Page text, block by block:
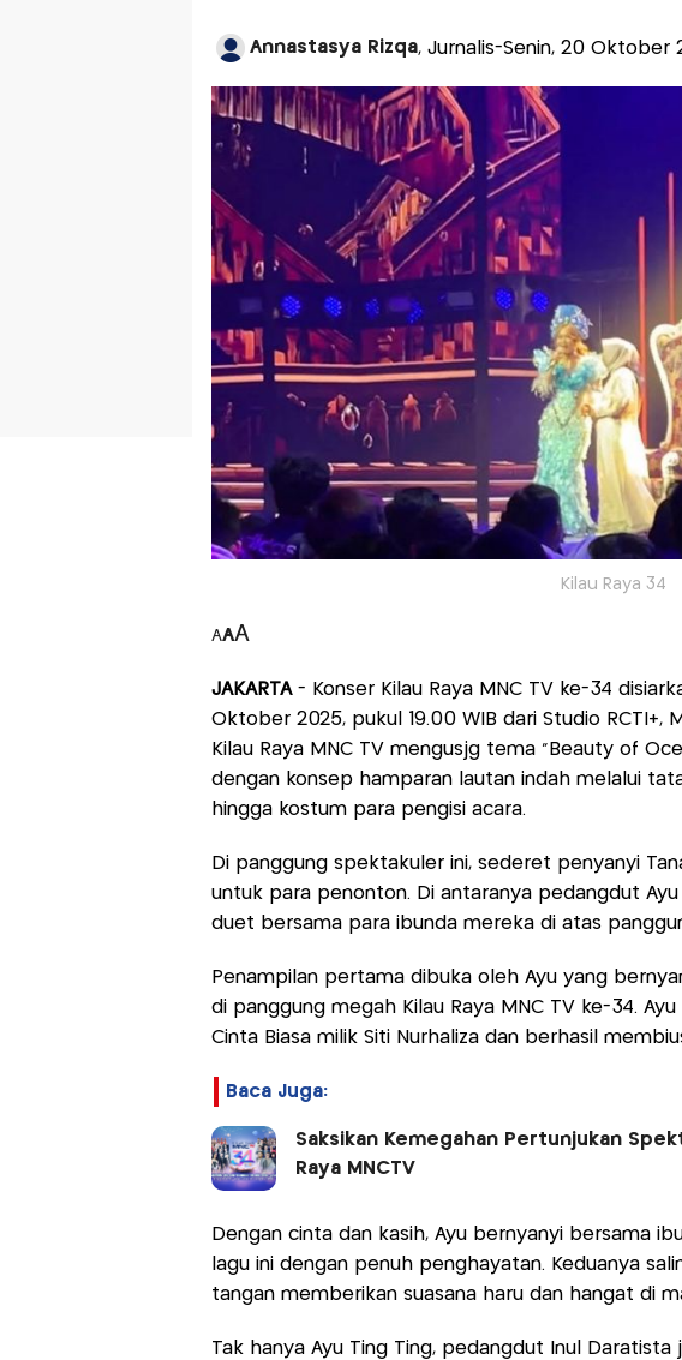
Annastasya Rizqa, Jurnalis-Senin, 20 Oktober
Kilau Raya 34
AAA
JAKARTA - Konser Kilau Raya MNC TV ke-34
Oktober 2025, pukul 19.00 WIB dari Studio RCTI+,
Kilau Raya MNC TV mengusjg tema “Beauty of
dengan konsep hamparan lautan indah melalui
hingga kostum para pengisi acara.
Di panggung spektakuler ini, sederet penyanyi
untuk para penonton. Di antaranya pedangdut
duet bersama para ibunda mereka di atas
Penampilan pertama dibuka oleh Ayu yang
di panggung megah Kilau Raya MNC TV ke-34.
Cinta Biasa milik Siti Nurhaliza dan berhasil
Baca Juga:
Saksikan Kemegahan Pertunjukan
Raya MNCTV
Dengan cinta dan kasih, Ayu bernyanyi bersama
lagu ini dengan penuh penghayatan. Keduanya
tangan memberikan suasana haru dan hangat di
Tak hanya Ayu Ting Ting, pedangdut Inul